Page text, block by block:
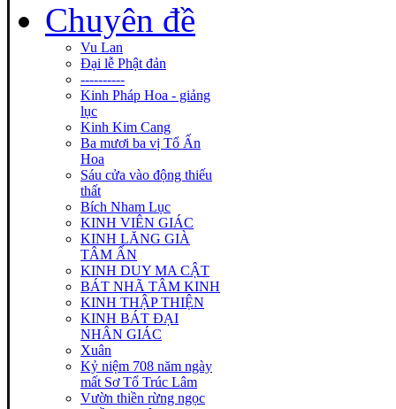
Chuyên đề
Vu Lan
Đại lễ Phật đản
----------
Kinh Pháp Hoa - giảng
lục
Kinh Kim Cang
Ba mươi ba vị Tổ Ấn
Hoa
Sáu cửa vào động thiếu
thất
Bích Nham Lục
KINH VIÊN GIÁC
KINH LĂNG GIÀ
TÂM ẤN
KINH DUY MA CẬT
BÁT NHÃ TÂM KINH
KINH THẬP THIỆN
KINH BÁT ĐẠI
NHÂN GIÁC
Xuân
Kỷ niệm 708 năm ngày
mất Sơ Tổ Trúc Lâm
Vườn thiền rừng ngọc